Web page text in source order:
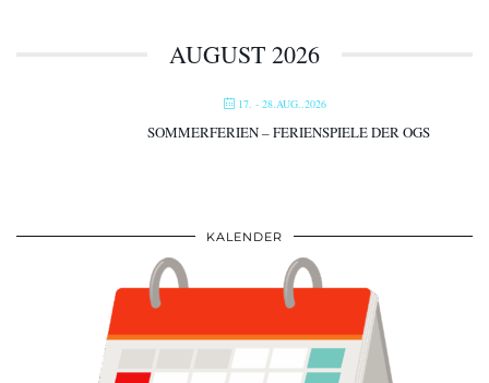
AUGUST 2026
17. - 28.AUG..2026
SOMMERFERIEN – FERIENSPIELE DER OGS
KALENDER